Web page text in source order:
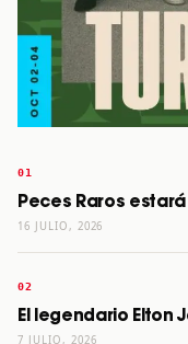
Peces Raros
16 JULIO, 2026
El legendario Elton
7 JULIO, 2026